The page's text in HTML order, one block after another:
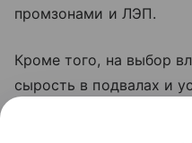
промзонами и ЛЭП.
Кроме того, на выбор
сырость в подвалах и